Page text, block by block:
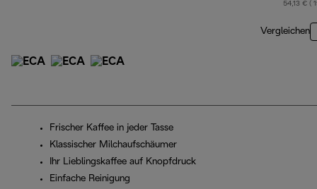
54,13 € (
Vergleichen
Frischer Kaffee in jeder Tasse
Klassischer Milchaufschäumer
Ihr Lieblingskaffee auf Knopfdruck
Einfache Reinigung